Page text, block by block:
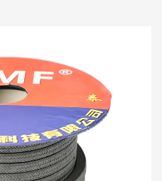
berkecepatan tinggi.
koefisien
meminimalkankeausan
konsumsi daya motor